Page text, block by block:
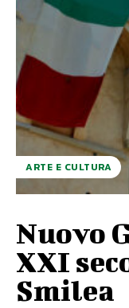
ARTE E CULTURA
Nuovo
XXI
Smilea